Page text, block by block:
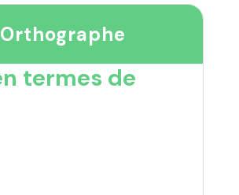
Orthographe
termes de